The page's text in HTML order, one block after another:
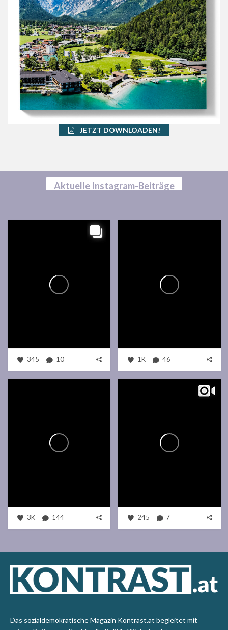
JETZT DOWNLOADEN!
Aktuelle Instagram-Beiträge
345 10 1K 46
3K 144 245 7
Das sozialdemokratische Magazin Kontrast.at begleitet mit